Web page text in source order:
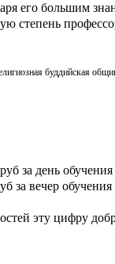
его большим
степень
буддийская
за день
за вечер
эту цифру